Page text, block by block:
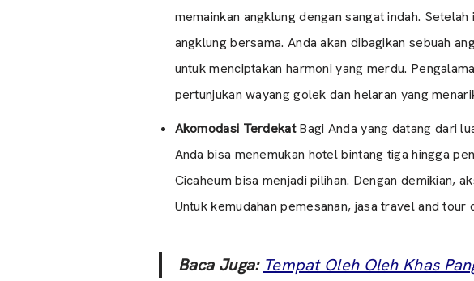
memainkan angklung dengan sangat indah.
angklung bersama. Anda akan dibagikan sebuah
untuk menciptakan harmoni yang merdu.
pertunjukan wayang golek dan helaran yang
Akomodasi TerdekatBagi Anda yang datang dari
Anda bisa menemukan hotel bintang tiga hingga
Cicaheum bisa menjadi pilihan. Dengan demikian,
Untuk kemudahan pemesanan, jasa travel and
Baca Juga: Tempat Oleh Oleh Khas